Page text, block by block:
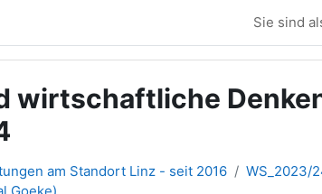
Sie sind
wirtschaftliche
am Standort Linz - seit 2016
WS_2023/